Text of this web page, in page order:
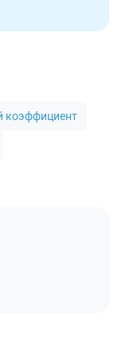
коэффициент